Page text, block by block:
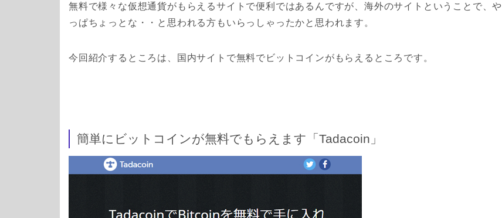
無料で様々な仮想通貨がもらえるサイトで便利ではあるんですが、海外のサイトということで、や
っぱちょっとな・・と思われる方もいらっしゃったかと思われます。
今回紹介するところは、国内サイトで無料でビットコインがもらえるところです。
簡単にビットコインが無料でもらえます「Tadacoin」